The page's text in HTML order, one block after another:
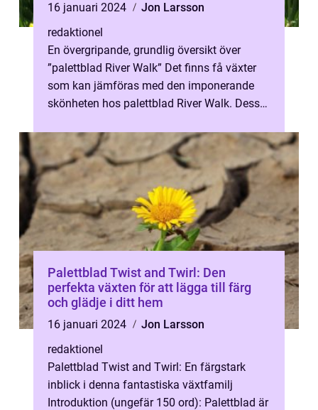
16 januari 2024
Jon Larsson
redaktionel
En övergripande, grundlig översikt över
”palettblad River Walk” Det finns få växter
som kan jämföras med den imponerande
skönheten hos palettblad River Walk. Dess
Palettblad Twist and Twirl: Den
perfekta växten för att lägga till färg
och glädje i ditt hem
16 januari 2024
Jon Larsson
redaktionel
Palettblad Twist and Twirl: En färgstark
inblick i denna fantastiska växtfamilj
Introduktion (ungefär 150 ord): Palettblad är